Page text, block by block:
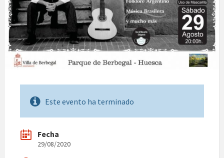
Este evento ha terminado
Fecha
29/08/2020